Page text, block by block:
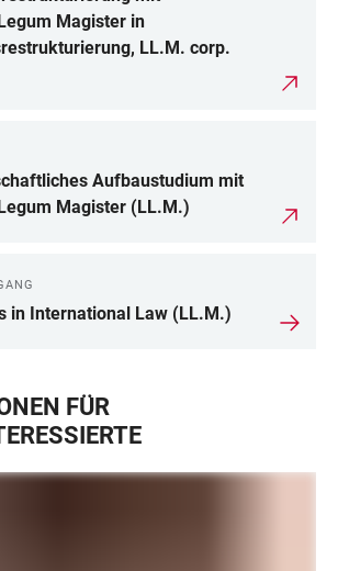
Magister in
LL.M. corp.
Aufbaustudium mit
Magister (LL.M.)
in International Law (LL.M.)
FÜR